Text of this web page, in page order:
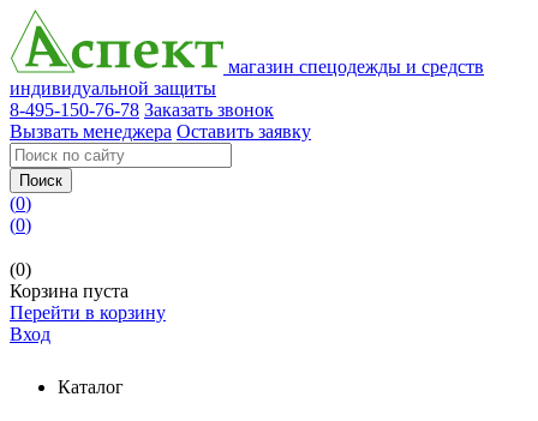
магазин спецодежды и средств
индивидуальной защиты
8-495-150-76-78 Заказать звонок
Вызвать менеджера Оставить заявку
Поиск
(0)
(0)
(0)
Корзина пуста
Перейти в корзину
Вход
Каталог